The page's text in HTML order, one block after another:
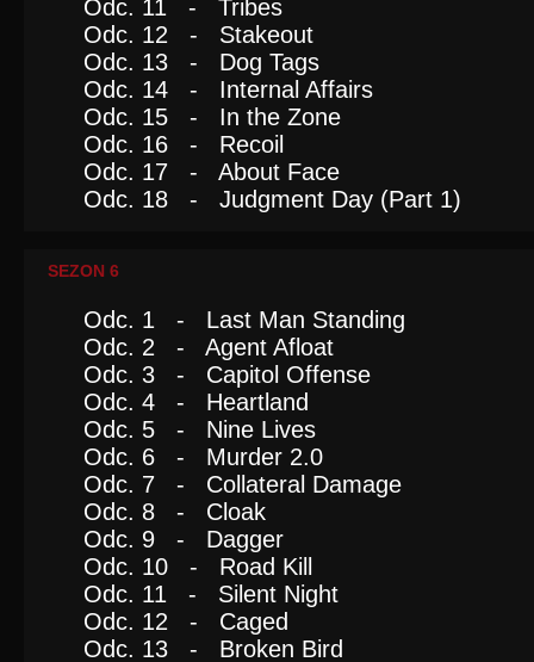
Odc. 11 - Tribes
Odc. 12 - Stakeout
Odc. 13 - Dog Tags
Odc. 14 - Internal Affairs
Odc. 15 - In the Zone
Odc. 16 - Recoil
Odc. 17 - About Face
Odc. 18 - Judgment Day (Part 1)
SEZON 6
Odc. 1 - Last Man Standing
Odc. 2 - Agent Afloat
Odc. 3 - Capitol Offense
Odc. 4 - Heartland
Odc. 5 - Nine Lives
Odc. 6 - Murder 2.0
Odc. 7 - Collateral Damage
Odc. 8 - Cloak
Odc. 9 - Dagger
Odc. 10 - Road Kill
Odc. 11 - Silent Night
Odc. 12 - Caged
Odc. 13 - Broken Bird